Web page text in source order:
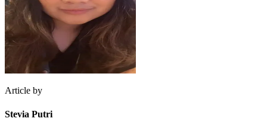
Article by
Stevia Putri